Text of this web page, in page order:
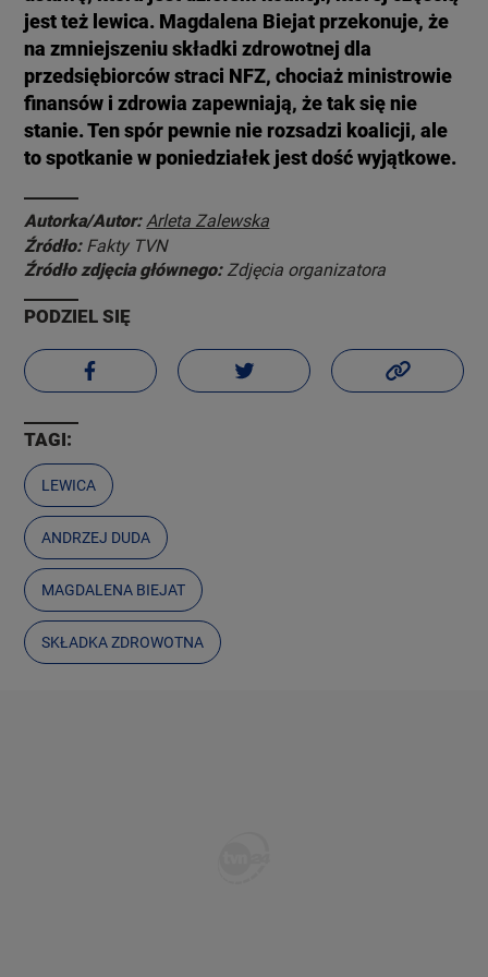
jest też lewica. Magdalena Biejat przekonuje, że
na zmniejszeniu składki zdrowotnej dla
przedsiębiorców straci NFZ, chociaż ministrowie
finansów i zdrowia zapewniają, że tak się nie
stanie. Ten spór pewnie nie rozsadzi koalicji, ale
to spotkanie w poniedziałek jest dość wyjątkowe.
Autorka/Autor: Arleta Zalewska
Źródło: Fakty TVN
Źródło zdjęcia głównego: Zdjęcia organizatora
PODZIEL SIĘ
TAGI:
LEWICA
ANDRZEJ DUDA
MAGDALENA BIEJAT
SKŁADKA ZDROWOTNA